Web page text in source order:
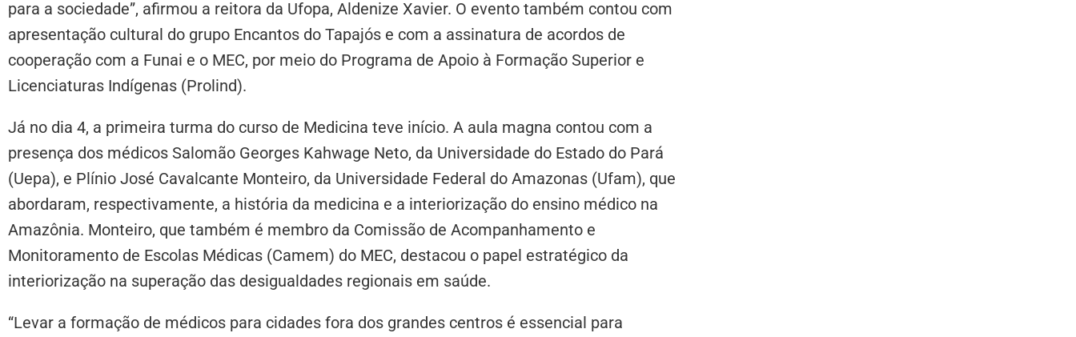
para a sociedade”, afirmou a reitora da Ufopa, Aldenize Xavier. O evento também contou com
apresentação cultural do grupo Encantos do Tapajós e com a assinatura de acordos de
cooperação com a Funai e o MEC, por meio do Programa de Apoio à Formação Superior e
Licenciaturas Indígenas (Prolind).
Já no dia 4, a primeira turma do curso de Medicina teve início. A aula magna contou com a
presença dos médicos Salomão Georges Kahwage Neto, da Universidade do Estado do Pará
(Uepa), e Plínio José Cavalcante Monteiro, da Universidade Federal do Amazonas (Ufam), que
abordaram, respectivamente, a história da medicina e a interiorização do ensino médico na
Amazônia. Monteiro, que também é membro da Comissão de Acompanhamento e
Monitoramento de Escolas Médicas (Camem) do MEC, destacou o papel estratégico da
interiorização na superação das desigualdades regionais em saúde.
“Levar a formação de médicos para cidades fora dos grandes centros é essencial para